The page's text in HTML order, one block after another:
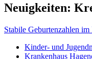
Neuigkeiten:
Stabile Geburtenzahlen
Kinder- und
Krankenhaus